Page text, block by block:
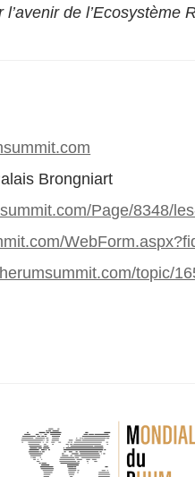
de l’Ecosystème
Brongniart
Page/8348/
topic/